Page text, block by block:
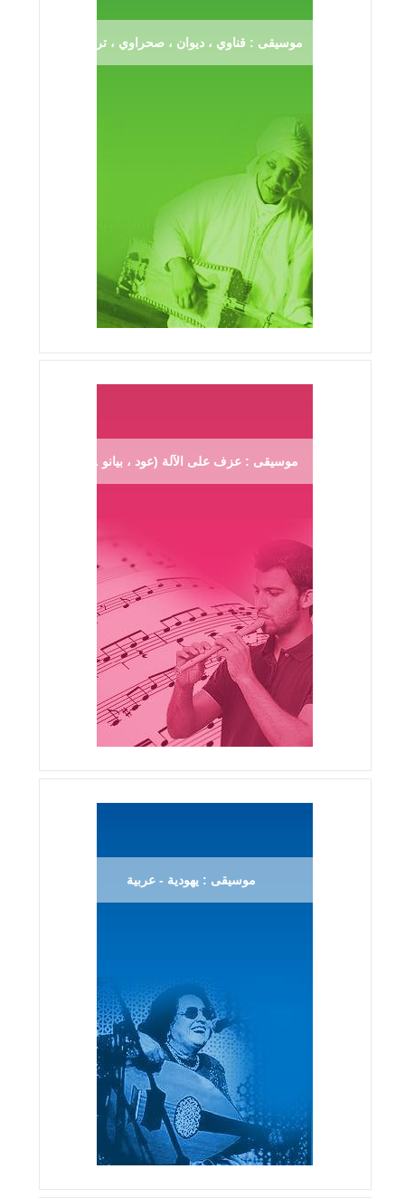
موسيقى : قناوي ، ديوان ، صحراوي ، ترڨية
موسيقى : عزف على الآلة (عود ، بيانو ...)
موسيقى : يهودية - عربية